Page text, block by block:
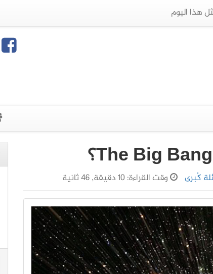
هذا اليوم
كُبرى وقت القراءة: 10 دقيقة, 46 ثانية